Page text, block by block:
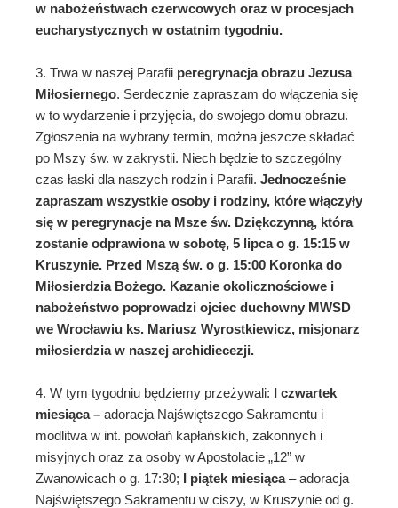
w nabożeństwach czerwcowych oraz w procesjach
eucharystycznych w ostatnim tygodniu.
3. Trwa w naszej Parafii peregrynacja obrazu Jezusa
Miłosiernego. Serdecznie zapraszam do włączenia się
w to wydarzenie i przyjęcia, do swojego domu obrazu.
Zgłoszenia na wybrany termin, można jeszcze składać
po Mszy św. w zakrystii. Niech będzie to szczególny
czas łaski dla naszych rodzin i Parafii. Jednocześnie
zapraszam wszystkie osoby i rodziny, które włączyły
się w peregrynacje na Msze św. Dziękczynną, która
zostanie odprawiona w sobotę, 5 lipca o g. 15:15 w
Kruszynie. Przed Mszą św. o g. 15:00 Koronka do
Miłosierdzia Bożego. Kazanie okolicznościowe i
nabożeństwo poprowadzi ojciec duchowny MWSD
we Wrocławiu ks. Mariusz Wyrostkiewicz, misjonarz
miłosierdzia w naszej archidiecezji.
4. W tym tygodniu będziemy przeżywali: I czwartek
miesiąca – adoracja Najświętszego Sakramentu i
modlitwa w int. powołań kapłańskich, zakonnych i
misyjnych oraz za osoby w Apostolacie „12” w
Zwanowicach o g. 17:30; I piątek miesiąca– adoracja
Najświętszego Sakramentu w ciszy, w Kruszynie od g.